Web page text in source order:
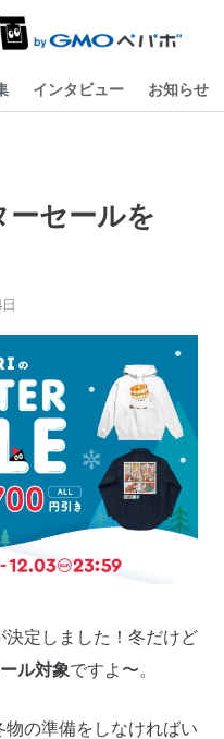
インタビュー お知らせ
ーセールを
決定しました！冬だけど
ル対象ですよ〜。
の準備をしなければい